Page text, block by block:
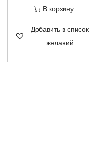
В корзину
Добавить в список
желаний